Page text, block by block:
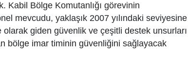
Kabil Bölge Komutanlığı görevinin
mevcudu, yaklaşık 2007 yılındaki seviyesine
giden güvenlik ve çeşitli destek unsurları
bölge imar timinin güvenliğini sağlayacak